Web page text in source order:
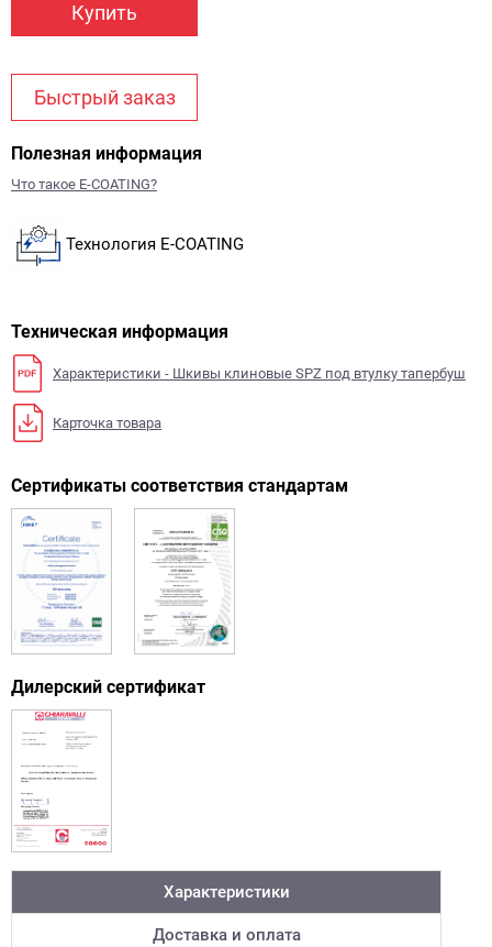
Купить
Быстрый заказ
Полезная информация
Что такое E-COATING?
Технология E-COATING
Техническая информация
Характеристики - Шкивы клиновые SPZ под втулку тапербуш
Карточка товара
Сертификаты соответствия стандартам
Дилерский сертификат
Характеристики
Доставка и оплата